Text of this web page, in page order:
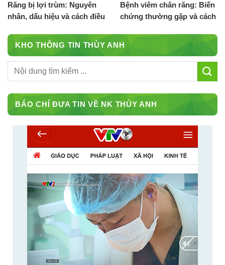
Răng bị lợi trùm: Nguyên
nhân, dấu hiệu và cách điều
Bệnh viêm chân răng: Biến
chứng thường gặp và cách
KHO THÔNG TIN THÙY ANH
BÁO CHÍ ĐƯA TIN VỀ NK THÙY ANH